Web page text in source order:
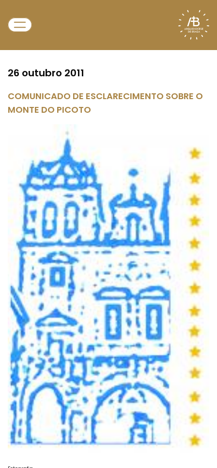
26 outubro 2011
COMUNICADO DE ESCLARECIMENTO SOBRE O
MONTE DO PICOTO